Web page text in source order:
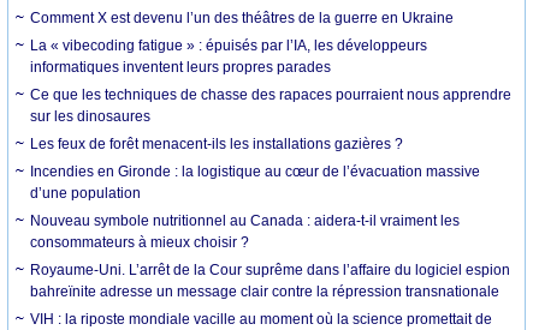
Comment X est devenu l’un des théâtres de la guerre en Ukraine
La « vibecoding fatigue » : épuisés par l’IA, les développeurs
informatiques inventent leurs propres parades
Ce que les techniques de chasse des rapaces pourraient nous apprendre
sur les dinosaures
Les feux de forêt menacent-ils les installations gazières ?
Incendies en Gironde : la logistique au cœur de l’évacuation massive
d’une population
Nouveau symbole nutritionnel au Canada : aidera-t-il vraiment les
consommateurs à mieux choisir ?
Royaume-Uni. L’arrêt de la Cour suprême dans l’affaire du logiciel espion
bahreïnite adresse un message clair contre la répression transnationale
VIH : la riposte mondiale vacille au moment où la science promettait de